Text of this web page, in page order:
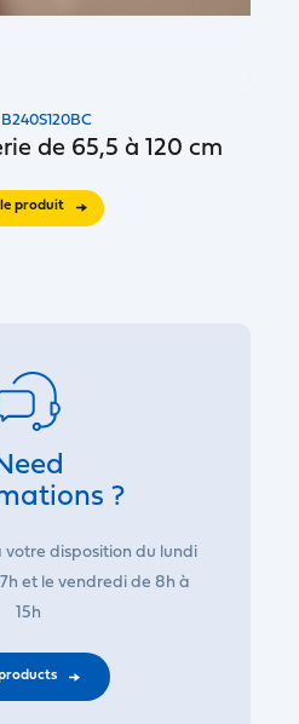
de 65,5 à 120 cm
produit
?
votre disposition du lundi
et le vendredi de 8h à
15h